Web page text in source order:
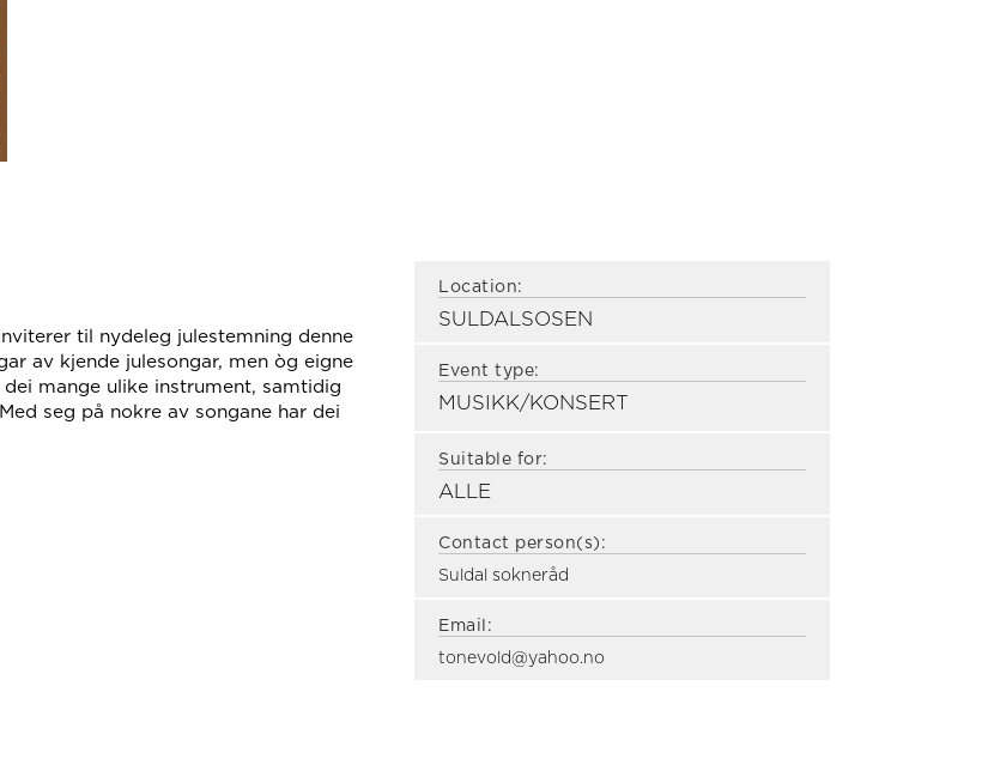
til nydeleg julestemning denne
av kjende julesongar, men òg eigne
mange ulike instrument, samtidig
seg på nokre av songane har dei
Location:
SULDALSOSEN
Event type:
MUSIKK/KONSERT
Suitable for:
ALLE
Contact person(s):
Suldal sokneråd
Email:
tonevold@yahoo.no